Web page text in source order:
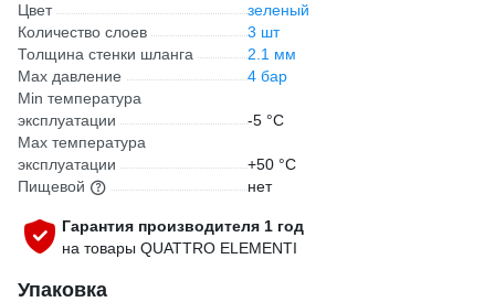
Цвет
зеленый
Количество слоев
3 шт
Толщина стенки шланга
2.1 мм
Max давление
4 бар
Min температура
эксплуатации
-5 °С
Мах температура
эксплуатации
+50 °С
Пищевой
нет
Гарантия производителя 1 год
на товары QUATTRO ELEMENTI
Упаковка